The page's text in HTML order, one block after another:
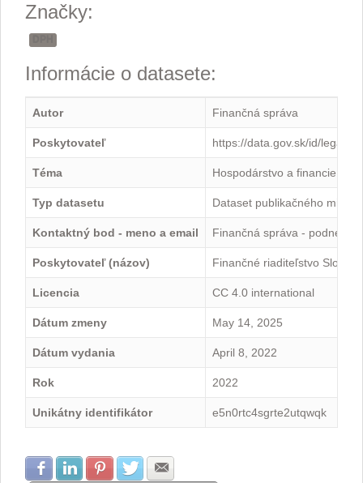
Značky:
Informácie o datasete:
Autor Finančná správa
Poskytovateľ https://data.gov.sk/id/legal-
Téma Hospodárstvo a financie
Typ datasetu Dataset publikačného
Kontaktný bod - meno a email Finančná správa -
Poskytovateľ (názov) Finančné riaditeľstvo
Licencia CC 4.0 international
Dátum zmeny May 14, 2025
Dátum vydania April 8, 2022
Rok 2022
Unikátny identifikátor e5n0rtc4sgrte2utqwqk
Zdielať na Facebook
Zdielať na LinkedIn
Zdielať na Pinterest
Zdielať na Twitter